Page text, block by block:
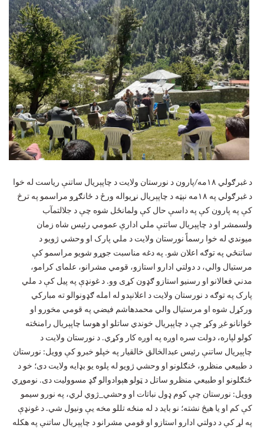
د غبرګولي ۱۸مه/پارون د نورستان ولایت د چاپېریال ساتنې ریاست له خوا
د غبرګولي په ۱۸مه نېټه د چاپېریال نړیواله ورځ د ځانګړو مراسمو په ترڅ
کې په پارون کې په داسې حال کې ولمانځل شوه چې د جلالتمآب
ولسمشر او د چاپېریال ساتنې ملي ادارې عمومي رئیس شاه زمان
میوندي له خوا رسماً نورستان ولایت د ملي پارک او وحشي ژویو د
ساتنځي په توګه اعلان شو. په دغه مناسبت جوړو شویو مراسمو کې
مرستیال والي، د دولتي ادارو استازو، قومي مشرانو، علمای کرامو،
مدني فعالانو او رسنیو استازو ګډون کړی وو. د غونډې په پیل کې د ملي
پارک په توګه د نورستان ولایت د اعلانېدو له امله ګډونوالو ته مبارکي
ورکړل شوه او مرستیال والي محمدهاشم فیضي په قومي مخورو او
ځوانانو غږ وکړ چې د چاپېریال خوندي ساتلو او هوسا چاپېریال رامنځته
کولو لپاره، دولت سره اوږه په اوږه کار وکړي. د نورستان ولایت د
چاپېریال ساتنې رئیس عبدالخالق خالقیار په خپلو خبرو کې وویل: نورستان
د طبیعي منظرو، ځنګلونو او وحشي ژویو له پلوه یو بډایه ولایت دی؛ خو د
ځنګلونو او طبیعي منظرو ساتل د ټولو هېوادوالو ګډ مسوولیت دی. نوموړي
وویل: نورستان چې کوم ډول نباتات او وحشي_ژوي لري، په نورو سیمو
کې کم او یا هیڅ نشته؛ نو باید د له منځه تللو مخه یې ونیول شي. د غونډې
په لړ کې د دولتي ادارو استازو او قومي مشرانو د چاپېریال ساتنې په هکله